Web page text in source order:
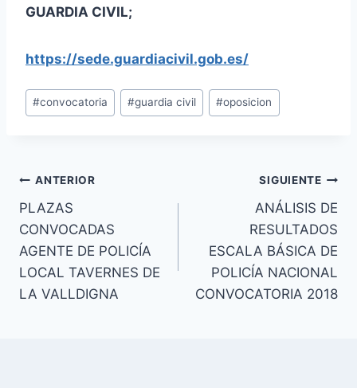
GUARDIA CIVIL;
https://sede.guardiacivil.gob.es/
Etiquetas
de
#convocatoria #guardia civil #oposicion
Navegación
de
entradas
ANTERIOR
PLAZAS
CONVOCADAS
AGENTE DE POLICÍA
LOCAL TAVERNES DE
LA VALLDIGNA
SIGUIENTE
ANÁLISIS DE
RESULTADOS
ESCALA BÁSICA DE
POLICÍA NACIONAL
CONVOCATORIA 2018